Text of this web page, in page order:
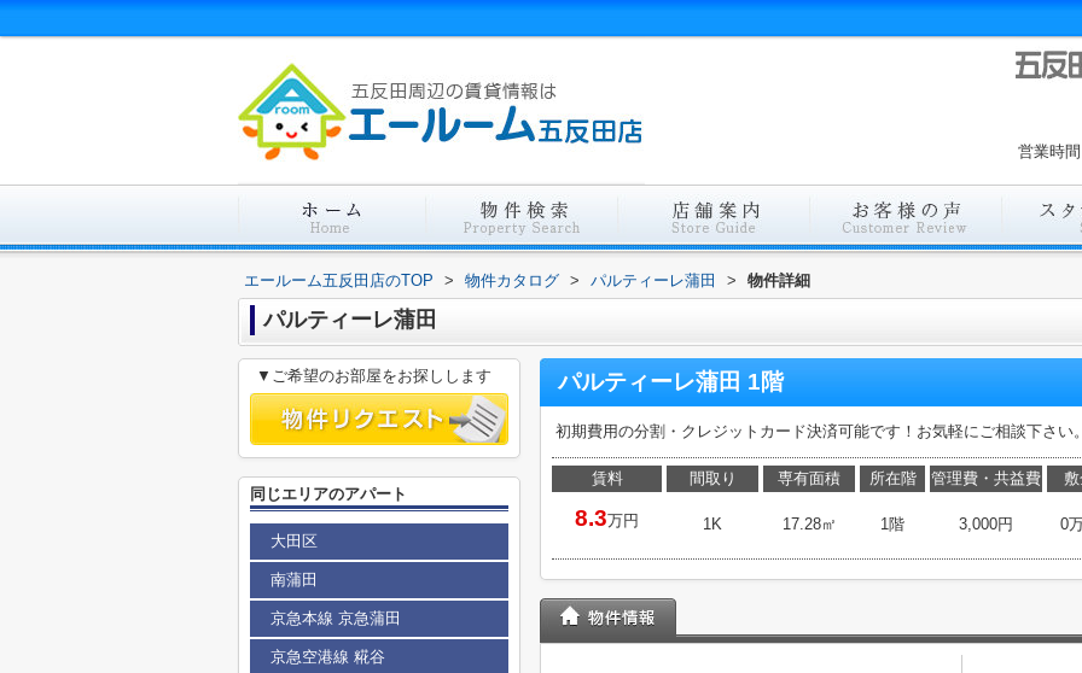
営業時
エールーム五反田店のTOP > 物件カタログ > パルティーレ蒲田 > 物件詳細
パルティーレ蒲田
パルティーレ蒲田 1階
初期費用の分割・クレジットカード決済可能です！お気軽にご相談下さい
賃料
8.3万円
間取り
1K
専有面積
17.28㎡
所在階
1階
管理費・共益費
3,000円 0
▼ご希望のお部屋をお探しします
同じエリアのアパート
大田区
南蒲田
京急本線 京急蒲田
京急空港線 糀谷